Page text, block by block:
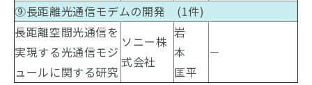
⑨長距離光通信モデムの開発 (1件)
長距離空間光通信を
実現する光通信モジ
ュールに関する研究
ソニー株
式会社
岩
本
匡平
－